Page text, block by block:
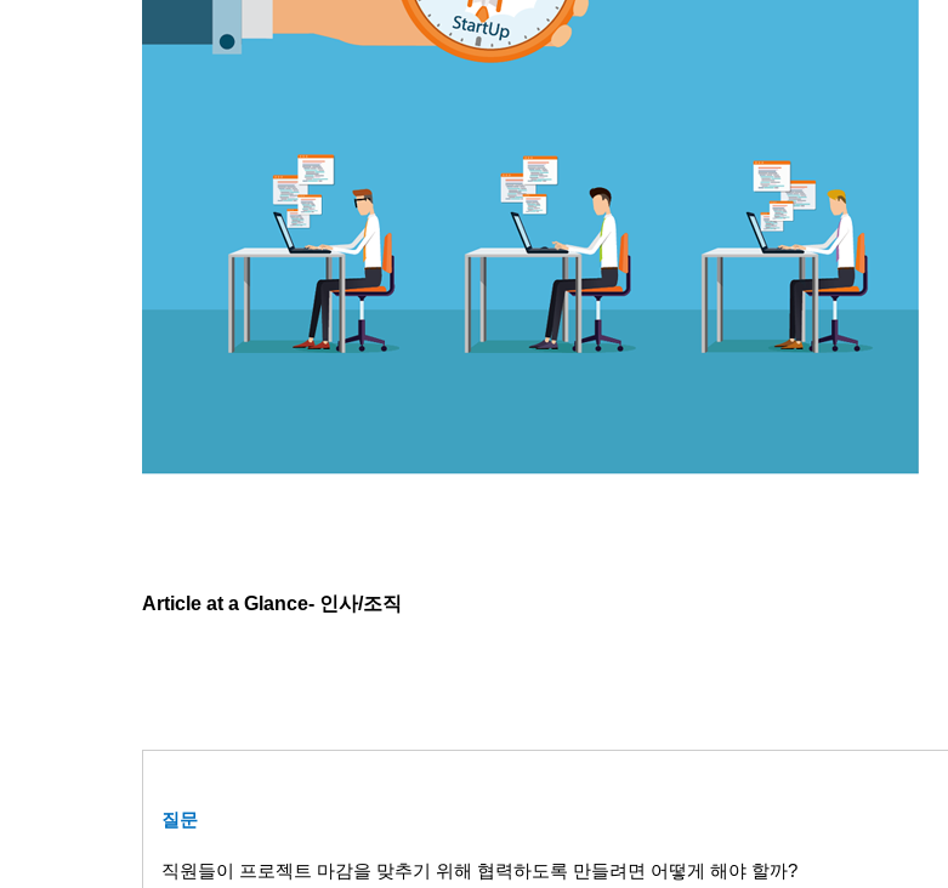
Article at a Glance- 인사/조직
질문
직원들이 프로젝트 마감을 맞추기 위해 협력하도록 만들려면 어떻게 해야 할까?